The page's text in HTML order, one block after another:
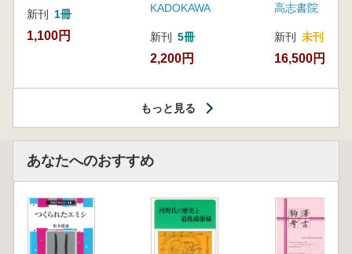
新刊 1冊
1,100円
KADOKAWA
新刊 5冊
2,200円
高志書院
新刊 未刊
16,500円
もっと見る
あなたへのおすすめ